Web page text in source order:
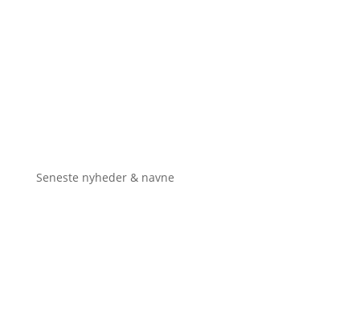
Seneste nyheder & navne